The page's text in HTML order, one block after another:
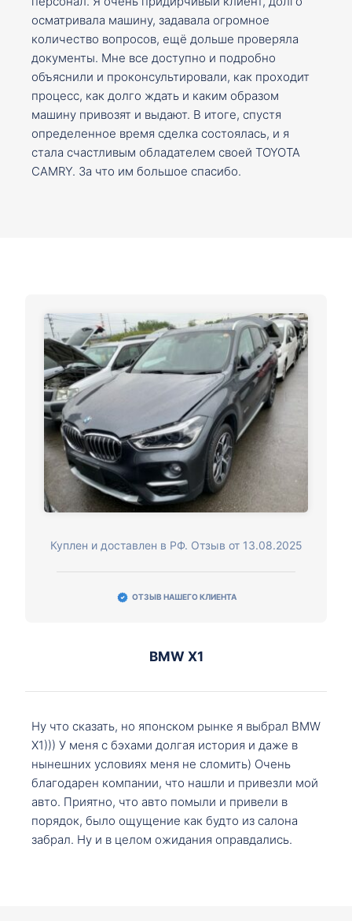
осматривала машину, задавала огромное
количество вопросов, ещё дольше проверяла
документы. Мне все доступно и подробно
объяснили и проконсультировали, как проходит
процесс, как долго ждать и каким образом
машину привозят и выдают. В итоге, спустя
определенное время сделка состоялась, и я
стала счастливым обладателем своей TOYOTA
CAMRY. За что им большое спасибо.
Куплен и доставлен в РФ. Отзыв от 13.08.2025
ОТЗЫВ НАШЕГО КЛИЕНТА
BMW X1
Ну что сказать, но японском рынке я выбрал BMW
X1))) У меня с бэхами долгая история и даже в
нынешних условиях меня не сломить) Очень
благодарен компании, что нашли и привезли мой
авто. Приятно, что авто помыли и привели в
порядок, было ощущение как будто из салона
забрал. Ну и в целом ожидания оправдались.